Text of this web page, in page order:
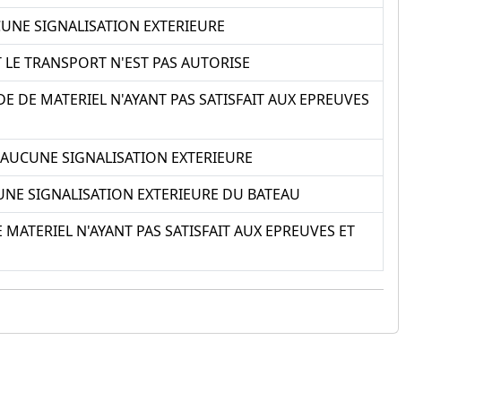
SIGNALISATION EXTERIEURE
TRANSPORT N'EST PAS AUTORISE
DE MATERIEL N'AYANT PAS SATISFAIT AUX EPREUVES
SIGNALISATION EXTERIEURE
SIGNALISATION EXTERIEURE DU BATEAU
N'AYANT PAS SATISFAIT AUX EPREUVES ET